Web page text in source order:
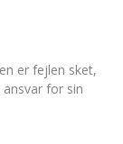
er fejlen sket,
for sin